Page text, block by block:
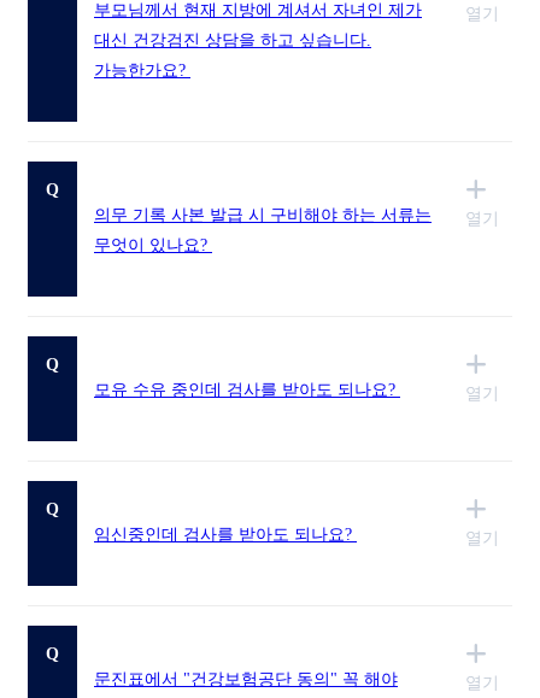
이벤트
의료진 소개
둘러보기
국가 건강검진
수액센터
웰니스 프로그램
갱년기 클리닉
부모님께서 현재 지방에 계셔서 자녀인 제가
대신 건강검진 상담을 하고 싶습니다.
가능한가요?
열기
Q
의무 기록 사본 발급 시 구비해야 하는 서류는
무엇이 있나요?
열기
Q
모유 수유 중인데 검사를 받아도 되나요?
열기
Q
임신중인데 검사를 받아도 되나요?
열기
Q
문진표에서 "건강보험공단 동의" 꼭 해야
열기